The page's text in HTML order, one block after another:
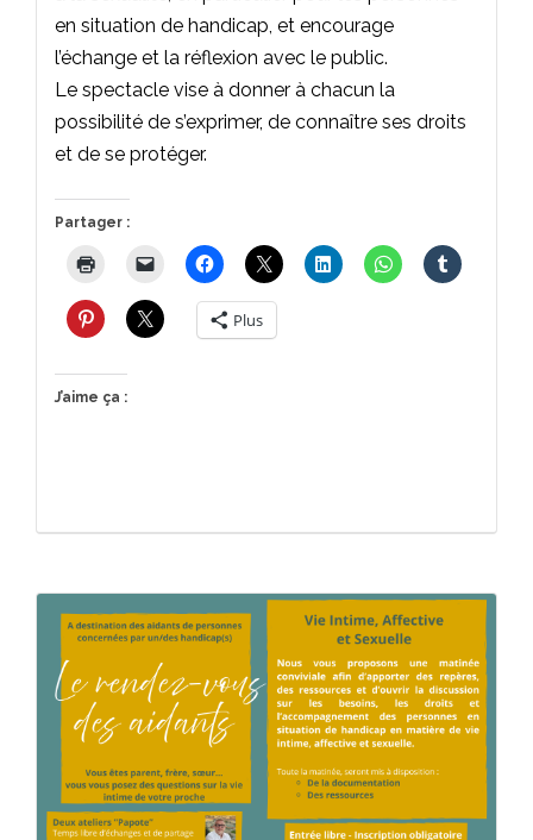
en situation de handicap, et encourage
l’échange et la réflexion avec le public.
Le spectacle vise à donner à chacun la
possibilité de s’exprimer, de connaître ses droits
et de se protéger.
Partager :
Plus
J’aime ça :